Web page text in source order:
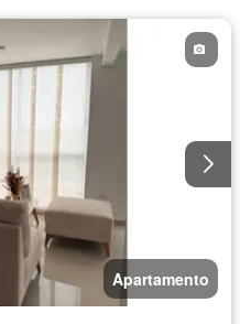
Apartamento